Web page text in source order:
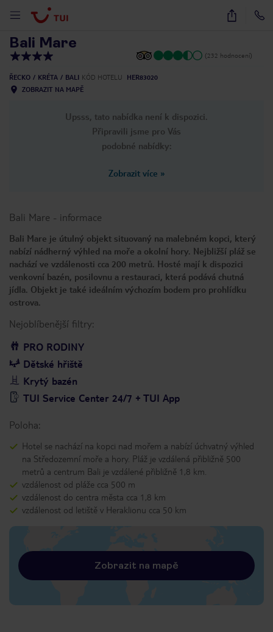
15
Bali Mare
(232 hodnocení)
ŘECKO KRÉTA BALI KÓD HOTELU
HER83020
ZOBRAZIT NA MAPĚ
Upsss, tato nabídka není k dispozici.
Připravili jsme pro Vás
podobné nabídky:
Zobrazit více »
Bali Mare - informace
Bali Mare je útulný objekt situovaný na malebném kopci, který
nabízí nádherný výhled na moře a okolní hory. Nejbližší pláž se
nachází ve vzdálenosti cca 200 metrů. Hosté mají k dispozici
venkovní bazén, posilovnu a restauraci, která podává chutná
jídla. Objekt je také ideálním výchozím bodem pro prohlídku
ostrova.
Nejoblíbenější filtry:
PRO RODINY
Dětské hřiště
Krytý bazén
TUI Service Center 24/7 + TUI App
Poloha:
Hotel se nachází na kopci nad mořem a nabízí úchvatný výhled
na Středozemní moře a hory. Pláž je vzdálená přibližně 500
metrů a centrum Bali je vzdálené přibližně 1,8 km.
vzdálenost od pláže cca 500 m
vzdálenost do centra města cca 1,8 km
vzdálenost od letiště v Heraklionu cca 50 km
Zobrazit na mapě